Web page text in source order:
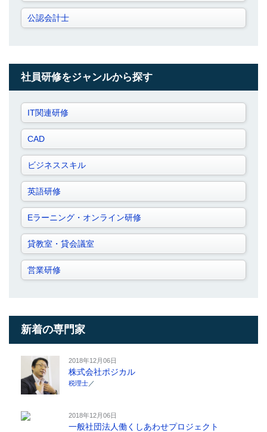
公認会計士
社員研修をジャンルから探す
IT関連研修
CAD
ビジネススキル
英語研修
Eラーニング・オンライン研修
貸教室・貸会議室
営業研修
新着の専門家
2018年12月06日
株式会社ポジカル
税理士 ／
2018年12月06日
一般社団法人働くしあわせプロジェクト